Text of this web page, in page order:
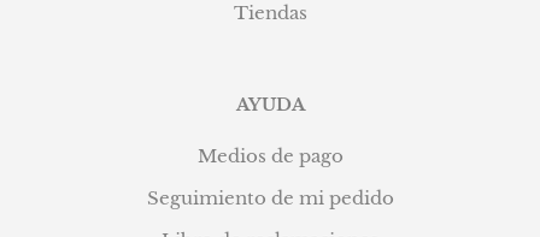
Tiendas
AYUDA
Medios de pago
Seguimiento de mi pedido